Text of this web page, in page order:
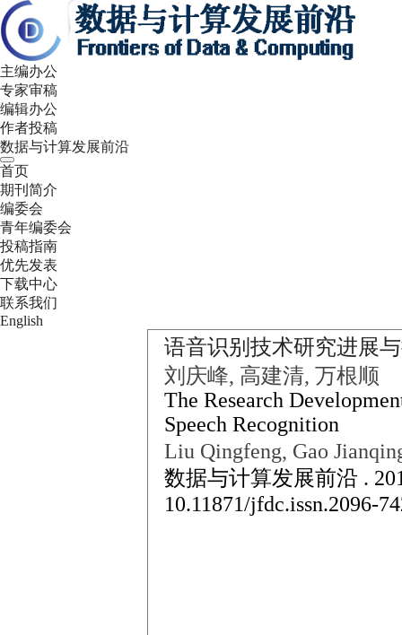
主编办公
专家审稿
编辑办公
作者投稿
数据与计算发展前沿
首页
期刊简介
编委会
青年编委会
投稿指南
优先发表
下载中心
联系我们
English
语音识别技术研究进展
刘庆峰, 高建清, 万根顺
The Research
Speech Recognition
Liu Qingfeng, Gao
数据与计算发展前沿 .
10.11871/jfdc.issn.2096-